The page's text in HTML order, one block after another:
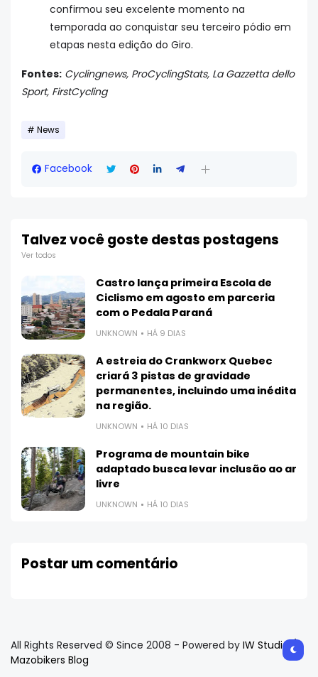
confirmou seu excelente momento na
temporada ao conquistar seu terceiro pódio em
etapas nesta edição do Giro.
Fontes: Cyclingnews, ProCyclingStats, La Gazzetta dello
Sport, FirstCycling
News
Facebook
Talvez você goste destas postagens
Ver todos
Castro lança primeira Escola de
Ciclismo em agosto em parceria
com o Pedala Paraná
UNKNOWN HÁ 9 DIAS
A estreia do Crankworx Quebec
criará 3 pistas de gravidade
permanentes, incluindo uma inédita
na região.
UNKNOWN HÁ 10 DIAS
Programa de mountain bike
adaptado busca levar inclusão ao ar
livre
UNKNOWN HÁ 10 DIAS
Postar um comentário
All Rights Reserved © Since 2008 - Powered by IW Studio /
Mazobikers Blog